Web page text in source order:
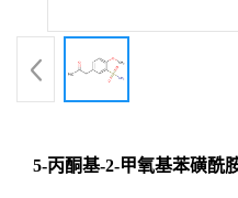
5-丙酮基-2-甲氧基苯磺酰